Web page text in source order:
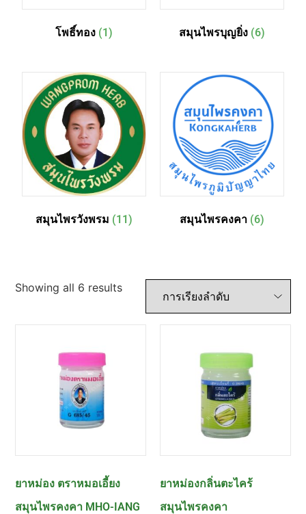
โพธิ์ทอง (1) สมุนไพรบุญยิ่ง (6)
สมุนไพรวังพรม (11) สมุนไพรคงคา (6)
Showing all 6 results
ยาหม่อง ตราหมอเอี้ยง
สมุนไพรคงคา MHO-IANG
ยาหม่องกลิ่นตะไคร้
สมุนไพรคงคา